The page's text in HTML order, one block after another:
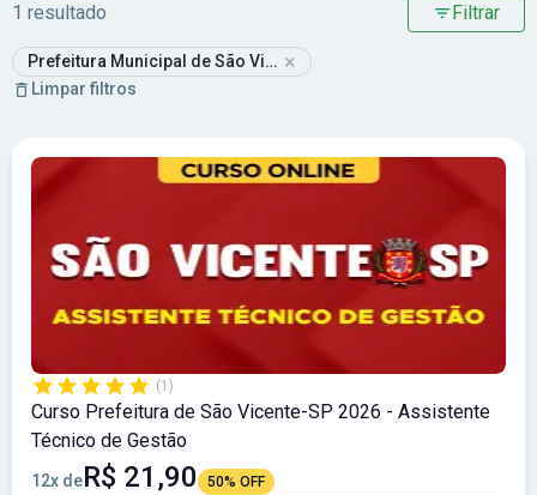
1 resultado Filtrar
Prefeitura Municipal de São Vicente-SP
×
Limpar filtros
(1)
Curso Prefeitura de São Vicente-SP 2026 - Assistente
Técnico de Gestão
12x deR$ 21,90 50% OFF